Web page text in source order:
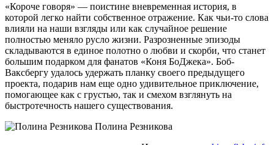
«Короче говоря» — поистине вневременная история, в
которой легко найти собственное отражение. Как чьи-то слова
влияли на наши взгляды или как случайное решение
полностью меняло русло жизни. Разрозненные эпизоды
складываются в единое полотно о любви и скорби, что станет
большим подарком для фанатов «Коня БоДжека». Боб-
Ваксбергу удалось удержать планку своего предыдущего
проекта, подарив нам еще одно удивительное приключение,
помогающее как с грустью, так и смехом взглянуть на
быстротечность нашего существования.
Полина Резникова